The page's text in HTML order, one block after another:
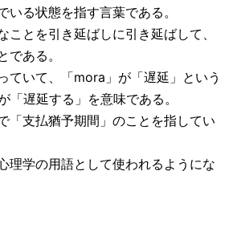
いる状態を指す言葉である。
ことを引き延ばしに引き延ばして、
である。
ていて、「mora」が「遅延」という
遅延する」を意味である。
「支払猶予期間」のことを指してい
理学の用語として使われるようにな